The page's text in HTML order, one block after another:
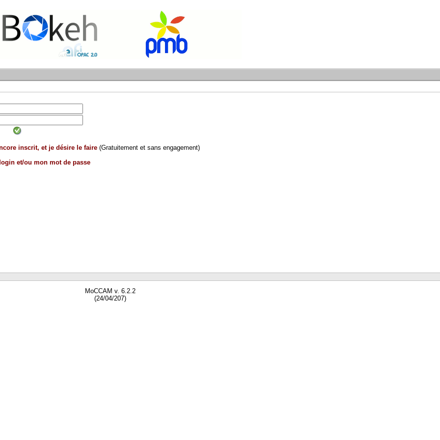
inscrit, et je désire le faire (Gratuitement et sans engagement)
et/ou mon mot de passe
MoCCAM v. 6.2.2
(24/04/207)